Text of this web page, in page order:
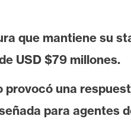
que mantiene su
USD $79 millones.
provocó una
para agentes